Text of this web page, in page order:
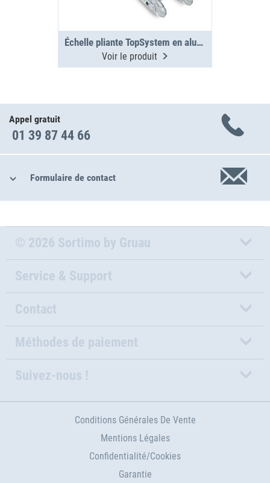
Échelle pliante TopSystem en aluminium 3000 mm
Voir le produit
Appel gratuit
01 39 87 44 66
Formulaire de contact
© 2026 Sortimo by Gruau
Service & Support
Contact
Méthodes de paiement
Suivez-nous !
Conditions Générales De Vente
Mentions Légales
Confidentialité/Cookies
Garantie